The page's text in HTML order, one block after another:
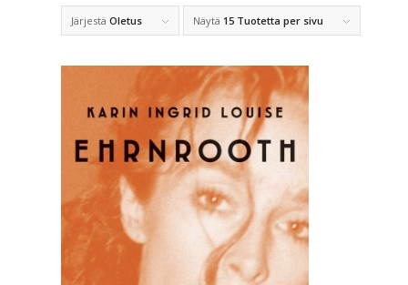
Järjestä Oletus Näytä 15 Tuotetta per sivu